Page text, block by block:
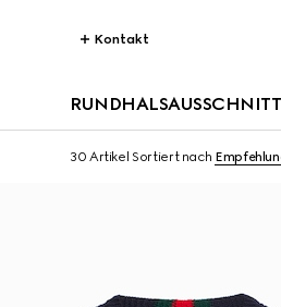
Kontakt
30 Artikel Sortiert nach